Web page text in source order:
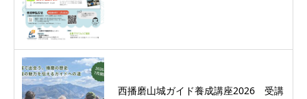
西播磨山城ガイド養成講座2026 受講